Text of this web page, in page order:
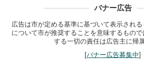
バナー広告
広告は市が定める基準に基づいて表示され
について市が推奨することを意味するもの
する一切の責任は広告主に帰
[バナー広告募集中]